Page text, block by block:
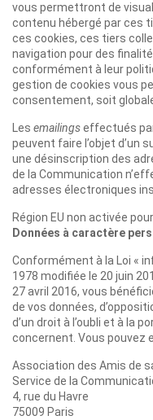
vous permettront de
contenu hébergé par ces
ces cookies, ces tiers
navigation pour des
conformément à leur
gestion de cookies vous
consentement, soit
Les emailingseffectués
peuvent faire l’objet d’un
une désinscription des
de la Communication
adresses électroniques
Région EU non activée
Données à caractère
Conformément à la Loi «
1978 modifiée le 20 juin
27 avril 2016, vous
de vos données,
d’un droit à l’oubli et à la
concernent. Vous pouvez
Association des Amis de
Service de la
4, rue du Havre
75009 Paris